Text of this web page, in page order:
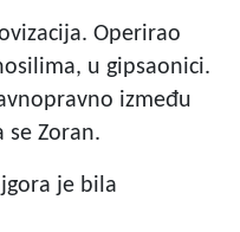
Operirao
u gipsaonici.
između
se Zoran.
je bila